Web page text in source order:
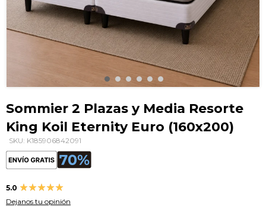
al
comienzo
de
la
galería
de
Sommier 2 Plazas y Media Resorte
King Koil Eternity Euro (160x200)
SKU: K185906842091
5.0 Valoración:
100
% of100
Dejanos tu opinión